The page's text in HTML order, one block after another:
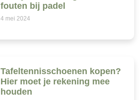
fouten bij padel
4 mei 2024
Tafeltennisschoenen kopen?
Hier moet je rekening mee
houden